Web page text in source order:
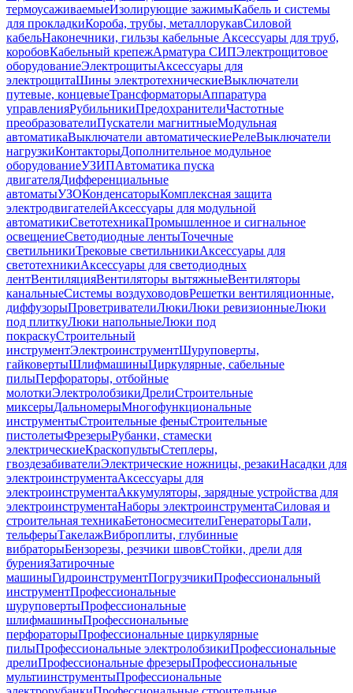
термоусаживаемыеИзолирующие зажимыКабель и системы
для прокладкиКороба, трубы, металлорукавСиловой
кабельНаконечники, гильзы кабельные Аксессуары для труб,
коробовКабельный крепежАрматура СИПЭлектрощитовое
оборудованиеЭлектрощитыАксессуары для
электрощитаШины электротехническиеВыключатели
путевые, концевыеТрансформаторыАппаратура
управленияРубильникиПредохранителиЧастотные
преобразователиПускатели магнитныеМодульная
автоматикаВыключатели автоматическиеРелеВыключатели
нагрузкиКонтакторыДополнительное модульное
оборудованиеУЗИПАвтоматика пуска
двигателяДифференциальные
автоматыУЗОКонденсаторыКомплексная защита
электродвигателейАксессуары для модульной
автоматикиСветотехникаПромышленное и сигнальное
освещениеСветодиодные лентыТочечные
светильникиТрековые светильникиАксессуары для
светотехникиАксессуары для светодиодных
лентВентиляцияВентиляторы вытяжныеВентиляторы
канальныеСистемы воздуховодовРешетки вентиляционные,
диффузорыПроветривателиЛюкиЛюки ревизионныеЛюки
под плиткуЛюки напольныеЛюки под
покраскуСтроительный
инструментЭлектроинструментШуруповерты,
гайковертыШлифмашиныЦиркулярные, сабельные
пилыПерфораторы, отбойные
молоткиЭлектролобзикиДрелиСтроительные
миксерыДальномерыМногофункциональные
инструментыСтроительные феныСтроительные
пистолетыФрезерыРубанки, стамески
электрическиеКраскопультыСтеплеры,
гвоздезабивателиЭлектрические ножницы, резакиНасадки для
электроинструментаАксессуары для
электроинструментаАккумуляторы, зарядные устройства для
электроинструментаНаборы электроинструментаСиловая и
строительная техникаБетоносмесителиГенераторыТали,
тельферыТакелажВиброплиты, глубинные
вибраторыБензорезы, резчики швовСтойки, дрели для
буренияЗатирочные
машиныГидроинструментПогрузчикиПрофессиональный
инструментПрофессиональные
шуруповертыПрофессиональные
шлифмашиныПрофессиональные
перфораторыПрофессиональные циркулярные
пилыПрофессиональные электролобзикиПрофессиональные
дрелиПрофессиональные фрезерыПрофессиональные
мультиинструментыПрофессиональные